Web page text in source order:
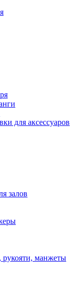
для аксессуаров
залов
рукояти, манжеты